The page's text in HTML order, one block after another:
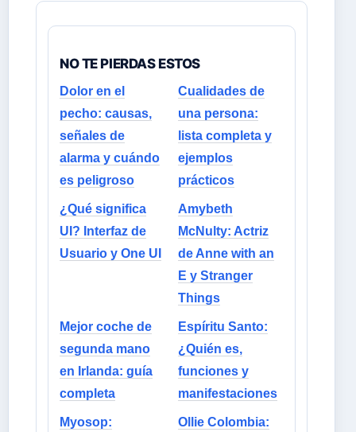
NO TE PIERDAS ESTOS
Dolor en el
pecho: causas,
señales de
alarma y cuándo
es peligroso
Cualidades de
una persona:
lista completa y
ejemplos
prácticos
¿Qué significa
UI? Interfaz de
Usuario y One UI
Amybeth
McNulty: Actriz
de Anne with an
E y Stranger
Things
Mejor coche de
segunda mano
en Irlanda: guía
completa
Espíritu Santo:
¿Quién es,
funciones y
manifestaciones
Myosop:
Ollie Colombia: